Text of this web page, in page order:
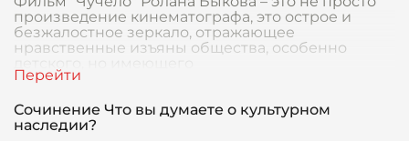
произведение кинематографа, это острое и
безжалостное зеркало, отражающее
нравственные изъяны общества, особенно
Сочинение Что вы думаете о культурном
наследии?